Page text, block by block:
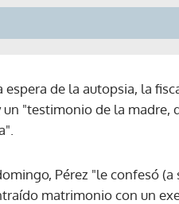
espera de la autopsia, la
un "testimonio de la madre,
Pérez "le confesó
matrimonio con un